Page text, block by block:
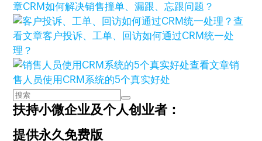
章CRM如何解决销售撞单、漏跟、忘跟问题？
查
看文章客户投诉、工单、回访如何通过CRM统一处
理？
查看文章销
售人员使用CRM系统的5个真实好处
扶持小微企业及个人创业者：
提供永久免费版